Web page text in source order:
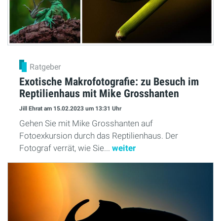
Ratgeber
Exotische Makrofotografie: zu Besuch im
Reptilienhaus mit Mike Grosshanten
Jill Ehrat am 15.02.2023 um 13:31 Uhr
Gehen Sie mit Mike Grosshanten auf
Fotoexkursion durch das Reptilienhaus. Der
Fotograf verrät, wie Sie... weiter